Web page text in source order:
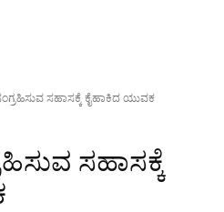
ಸಹಾಸಕ್ಕೆ ಕೈಹಾಕಿದ ಯುವಕ
ಸಹಾಸಕ್ಕೆ